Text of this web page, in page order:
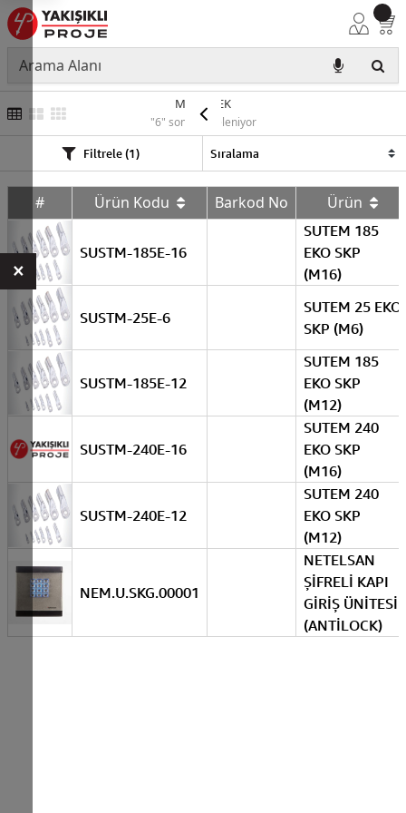
MULTİTEK
"6" sonuç listeleniyor
Filtrele (1)
# Ürün Kodu Barkod No Ürün
SUSTM-185E-16
SUTEM 185
EKO SKP
(M16)
SUSTM-25E-6
SUTEM 25 EKO
SKP (M6)
SUSTM-185E-12
SUTEM 185
EKO SKP
(M12)
SUSTM-240E-16
SUTEM 240
EKO SKP
(M16)
SUSTM-240E-12
SUTEM 240
EKO SKP
(M12)
NEM.U.SKG.00001
NETELSAN
ŞİFRELİ KAPI
GİRİŞ ÜNİTESİ
(ANTİLOCK)
×